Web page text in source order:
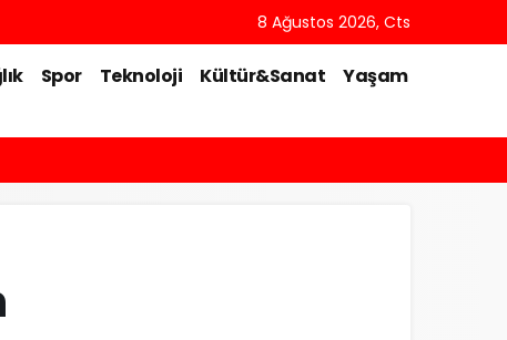
8 Ağustos 2026, Cts
Spor Teknoloji Kültür&Sanat Yaşam